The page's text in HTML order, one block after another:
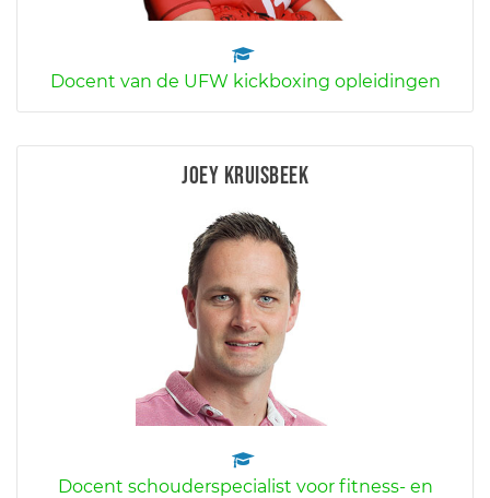
Docent van de UFW kickboxing opleidingen
Joey Kruisbeek
Docent schouderspecialist voor fitness- en